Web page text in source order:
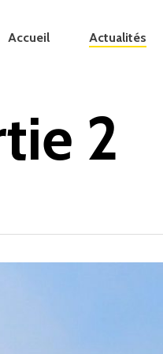
Accueil Actualités
2